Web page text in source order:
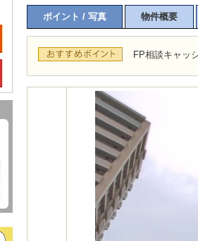
ポイント / 写真 物件概要
FP相談キャッ